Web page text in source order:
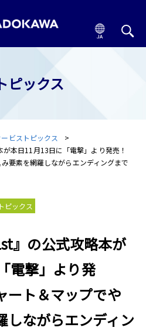
ピックス
ビストピックス
が本日11月13日に「電撃」より発売！
要素を網羅しながらエンディングまで
ピックス
』の公式攻略本が
電撃」より発
ト＆マップでや
しながらエンディン